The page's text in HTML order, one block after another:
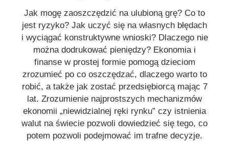
Jak mogę zaoszczędzić na ulubioną grę? Co to
jest ryzyko? Jak uczyć się na własnych błędach
i wyciągać konstruktywne wnioski? Dlaczego nie
można dodrukować pieniędzy? Ekonomia i
finanse w prostej formie pomogą dzieciom
zrozumieć po co oszczędzać, dlaczego warto to
robić, a także jak zostać przedsiębiorcą mając 7
lat. Zrozumienie najprostszych mechanizmów
ekonomii „niewidzialnej ręki rynku” czy istnienia
walut na świecie pozwoli dowiedzieć się tego, co
potem pozwoli podejmować im trafne decyzje.